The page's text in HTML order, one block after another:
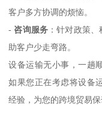
客户多方协调的烦恼。
- 咨询服务 ：针对政策
助客户少走弯路。
设备运输无小事，一趟
如果您正在考虑将设备
经验，为您的跨境贸易保